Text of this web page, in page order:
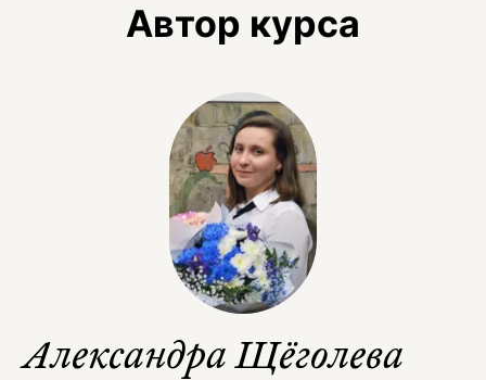
Автор курса
Александра Щёголева